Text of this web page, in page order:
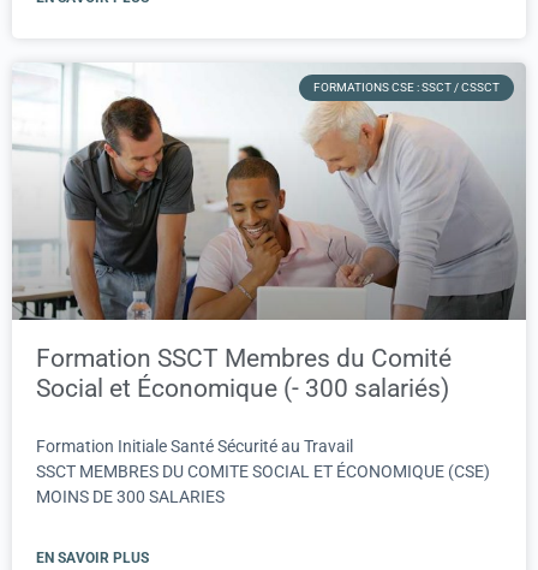
FORMATIONS CSE : SSCT / CSSCT
Formation SSCT Membres du Comité
Social et Économique (- 300 salariés)
Formation Initiale Santé Sécurité au Travail
SSCT MEMBRES DU COMITE SOCIAL ET ÉCONOMIQUE (CSE)
MOINS DE 300 SALARIES
EN SAVOIR PLUS